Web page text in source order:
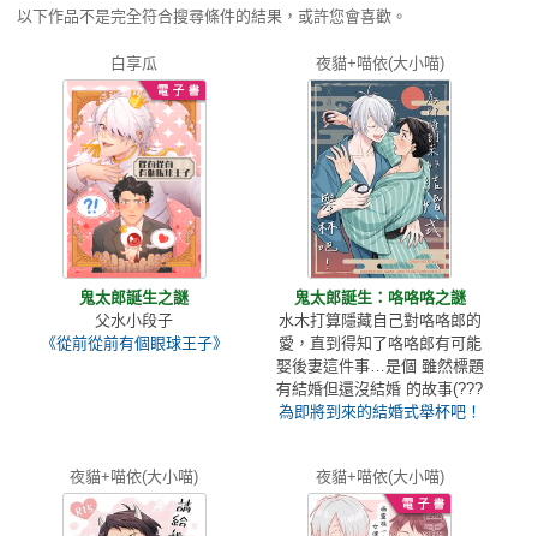
以下作品不是完全符合搜尋條件的結果，或許您會喜歡。
白享瓜
鬼太郎誕生之謎
父水小段子
《從前從前有個眼球王子》
夜貓+喵依(大小喵)
鬼太郎誕生：咯咯咯之謎
水木打算隱藏自己對咯咯郎的
愛，直到得知了咯咯郎有可能
娶後妻這件事…是個 雖然標題
有結婚但還沒結婚 的故事(???
為即將到來的結婚式舉杯吧！
夜貓+喵依(大小喵) 夜貓+喵依(大小喵)